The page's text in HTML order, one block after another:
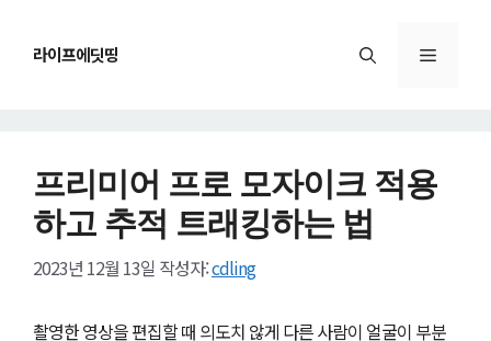
라이프에딧띵 메
프리미어 프로 모자이크 적용
하고 추적 트래킹하는 법
2023년 12월 13일 작성자:cdling
촬영한 영상을 편집할 때 의도치 않게 다른 사람이 얼굴이 부분